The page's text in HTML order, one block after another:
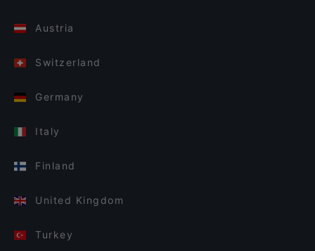
Austria
Switzerland
Germany
Italy
Finland
United Kingdom
Turkey